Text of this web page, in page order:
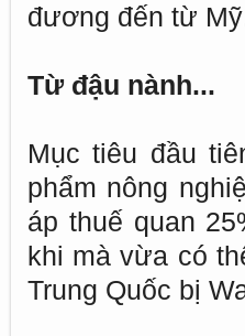
đương đến từ
Từ đậu nành...
Mục tiêu đầu
phẩm nông
áp thuế quan
khi mà vừa có
Trung Quốc bị